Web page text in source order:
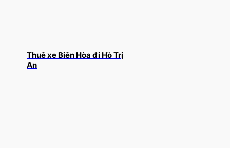
Thuê xe Biên Hòa đi Hồ Trị
An